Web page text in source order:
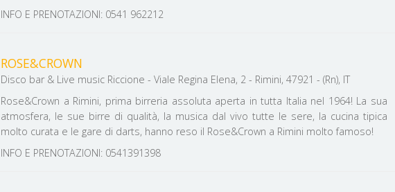
INFO E PRENOTAZIONI: 0541 962212
ROSE&CROWN
Disco bar & Live music Riccione - Viale Regina Elena, 2 - Rimini, 47921 - (Rn), IT
Rose&Crown a Rimini, prima birreria assoluta aperta in tutta Italia nel 1964! La sua
atmosfera, le sue birre di qualità, la musica dal vivo tutte le sere, la cucina tipica
molto curata e le gare di darts, hanno reso il Rose&Crown a Rimini molto famoso!
INFO E PRENOTAZIONI: 0541391398